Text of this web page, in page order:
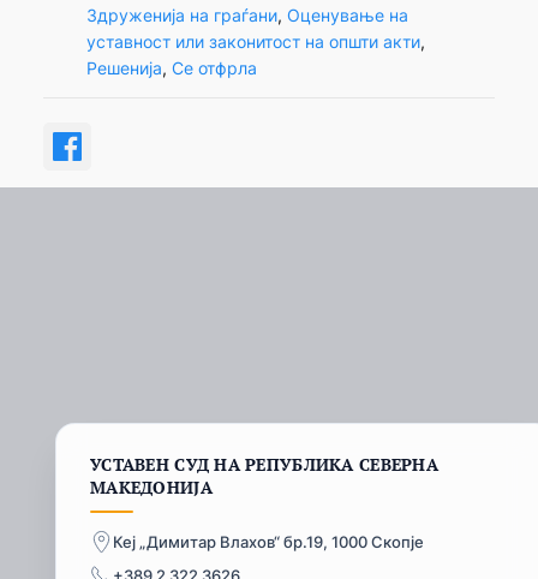
Здруженија на граѓани, Оценување на
уставност или законитост на општи акти
Решенија, Се отфрла
УСТАВЕН СУД НА РЕПУБЛИКА СЕВЕРНА
МАКЕДОНИЈА
Кеј „Димитар Влахов“ бр.19, 1000 Скопје